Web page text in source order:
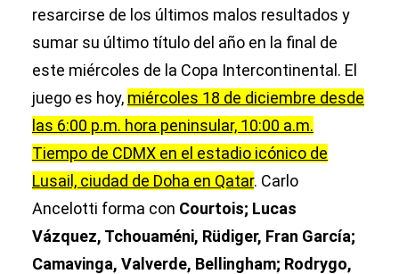
resarcirse de los últimos malos resultados y
sumar su último título del año en la final de
este miércoles de la Copa Intercontinental. El
juego es hoy, miércoles 18 de diciembre desde
las 6:00 p.m. hora peninsular, 10:00 a.m.
Tiempo de CDMX en el estadio icónico de
Lusail, ciudad de Doha en Qatar. Carlo
Ancelotti forma con Courtois; Lucas
Vázquez, Tchouaméni, Rüdiger, Fran García;
Camavinga, Valverde, Bellingham; Rodrygo,